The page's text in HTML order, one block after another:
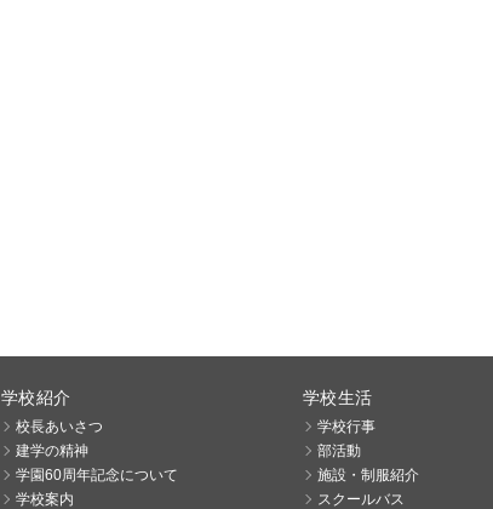
学校紹介
校長あいさつ
建学の精神
学園60周年記念について
学校案内
学校生活
学校行事
部活動
施設・制服紹介
スクールバス